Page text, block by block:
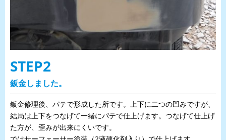
STEP2
鈑金しました。
鈑金修理後、パテで形成した所です。上下に二つの凹みですが、
結局は上下をつなげて一緒にパテで仕上げます。つなげて仕上げ
た方が、歪みが出来にくいです。